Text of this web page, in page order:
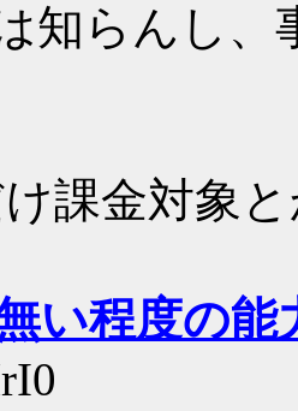
知らんし、
課金対象
い程度の能